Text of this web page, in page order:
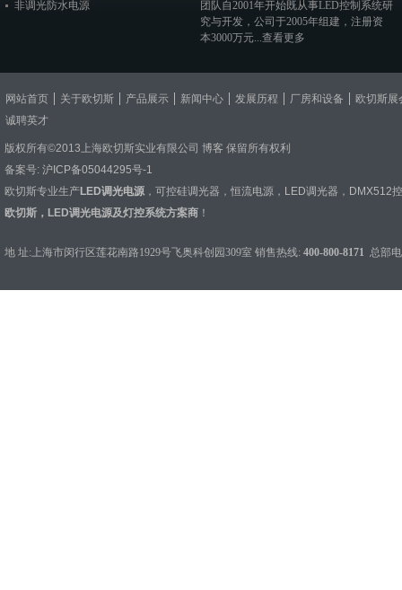
非调光防水电源
团队自2001年开始既从事LED控制系统研
究与开发，公司于2005年组建，注册资
本3000万元...查看更多
网站首页 关于欧切斯 产品展示 新闻中心 发展历程 厂房和设备
欧切斯展
诚聘英才
版权所有©2013上海欧切斯实业有限公司 博客 保留所有权利
备案号: 沪ICP备05044295号-1
欧切斯专业生产LED调光电源 ， 可控硅调光器 ， 恒流电源 ， LED调光器 ， DMX512
欧切斯，LED调光电源及灯控系统方案商 ！
地 址:上海市闵行区莲花南路1929号飞奥科创园309室 销售热线: 400-800-8171 总部